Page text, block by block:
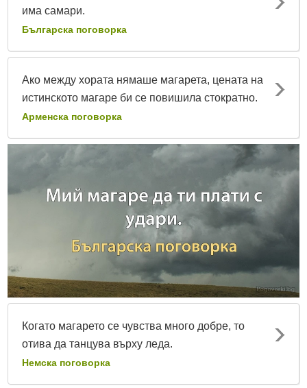
има самари.
Българска поговорка
Ако между хората нямаше магарета, цената на
истинското магаре би се повишила стократно.
Арменска поговорка
Когато магарето се чувства много добре, то
отива да танцува върху леда.
Немска поговорка